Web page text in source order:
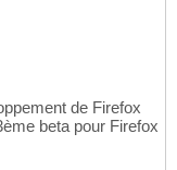
de Firefox
beta pour Firefox